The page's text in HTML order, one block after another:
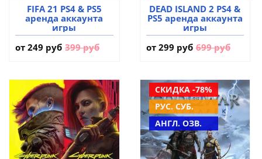
FIFA 21 PS4 & PS5
аренда аккаунта
игры
от 249 руб 399 руб
DEAD ISLAND 2 PS4 &
PS5 аренда аккаунта
игры
от 299 руб 699 руб
СКИДКА -78%
РУС. СУБ.
АНГЛ. ОЗВ.